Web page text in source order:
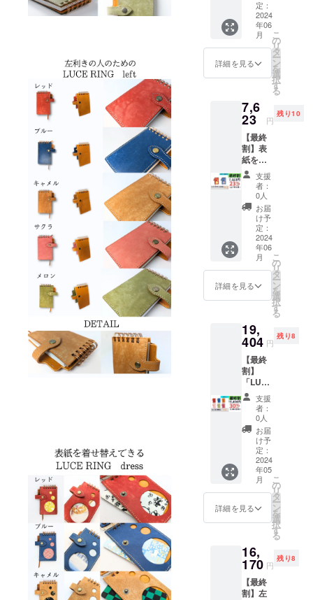
冊セッ
ト 付属
品(1冊
につ
き)：交
換リ
フィル
(50
ティッ
ク、予
備リン
グ、予
備しお
り （一
般販売
価格
9,240円
より
2,125円
お得）
定：
2024
年06
月
詳細を見る
こ
の
リ
タ
ー
ン
を
選
択
す
る
7,6
23 円
残り10
【最終
割】表
紙を着
せ替え
出来る
「LUCE
RING
dress」
2冊セッ
ト 付属
品(1冊
につ
き)：交
換リ
フィル
(50
ティッ
ク、予
備リン
グ、予
備しお
り、和
柄厚紙1
枚(柄は
ランダ
ム)、白
厚紙2枚
（一般
販売価
格9,900
円より
2,277円
お得）
支援
者：
0人
お届
け予
定：
2024
年06
月
詳細を見る
こ
の
リ
タ
ー
ン
を
選
択
す
る
19,
404 円
残り8
【最終
割】
「LUCE
RING」
全色
セット
キャメ
ル、ブ
ルー、
レッ
ド、サ
クラ、
メロ
ン、ボ
ルドー
の6色
です。
付属品
(1冊に
つき)：
交換リ
支援
者：
0人
お届
け予
定：
2024
年05
月
詳細を見る
こ
の
リ
タ
ー
ン
を
選
択
す
る
16,
170 円
残り8
【最終
割】左